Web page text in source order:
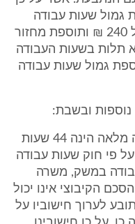
שעות עבודה
בשבת (75%) מאחר שתשלום של 240 ₪ ותוספת מחזור
תלות בשעות העבודה
גמול שעות עבודה
ובשבת:
17. על פי ההסכם הקיבוצי משרה מלאה הינה 44 שעות
על פי חוק שעות עבודה
במשק, משרה
ההסכם הקיבוצי אינו יכול
לערוך חישוביו על